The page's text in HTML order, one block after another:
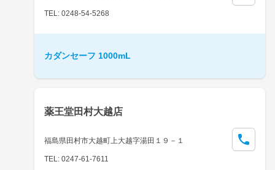
TEL: 0248-54-5268
カダンセーフ 1000mL
薬王堂田村大越店
福島県田村市大越町上大越字湯田１９－１
TEL: 0247-61-7611